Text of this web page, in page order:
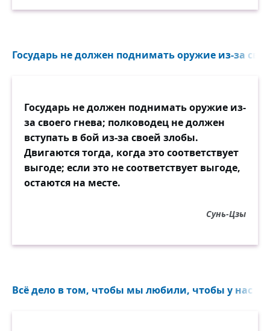
Америка на глобусе
служение науке
известно. Но Америка
открыта Левенгуком.
— Нет, что-то тут не вяжется.
Она открыта... — Врёте!
— Ох нет, Его Величество
— ...да, до оледенения...
Государь не должен поднимать оружие из-за
Государь не должен поднимать оружие из-
за своего гнева; полководец не должен
вступать в бой из-за своей злобы.
Двигаются тогда, когда это соответствует
выгоде; если это не соответствует выгоде,
остаются на месте.
Сунь-Цзы
Всё дело в том, чтобы мы любили, чтобы у нас